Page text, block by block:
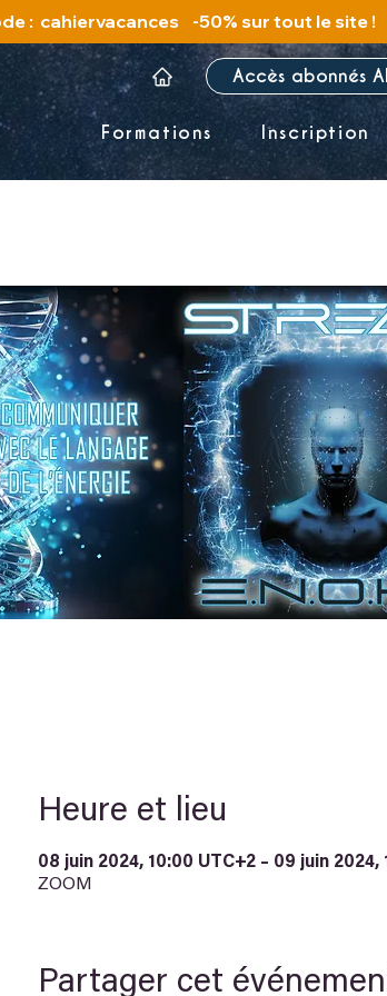
Code :  cahiervacances
Accès abonnés
Formations Inscription
Heure et lieu
08 juin 2024, 10:00 UTC+2 – 09 juin 2024,
ZOOM
Partager cet